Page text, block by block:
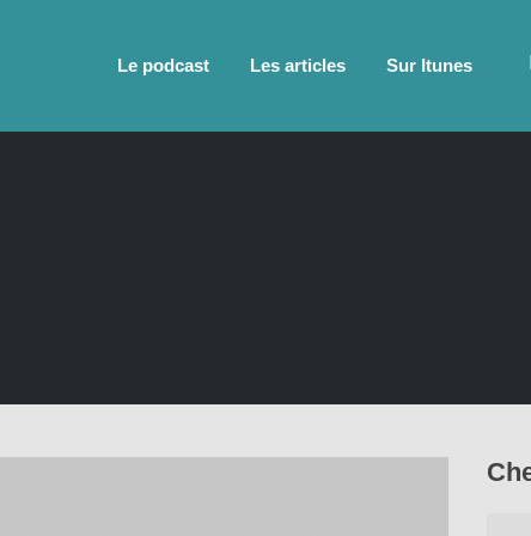
Le podcast Les articles Sur Itunes